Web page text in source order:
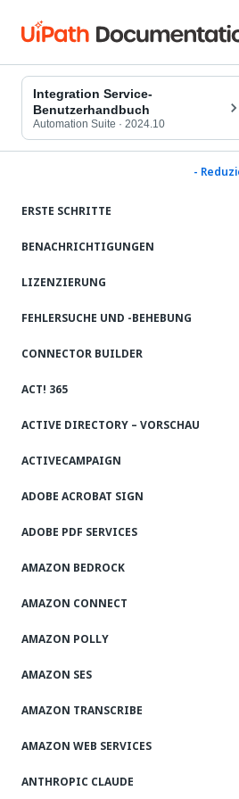
Integration Service-
Benutzerhandbuch
Automation Suite · 2024.10
-
ERSTE SCHRITTE
BENACHRICHTIGUNGEN
LIZENZIERUNG
FEHLERSUCHE UND ‑BEHEBUNG
CONNECTOR BUILDER
ACT! 365
ACTIVE DIRECTORY – VORSCHAU
ACTIVECAMPAIGN
ADOBE ACROBAT SIGN
ADOBE PDF SERVICES
AMAZON BEDROCK
AMAZON CONNECT
AMAZON POLLY
AMAZON SES
AMAZON TRANSCRIBE
AMAZON WEB SERVICES
ANTHROPIC CLAUDE